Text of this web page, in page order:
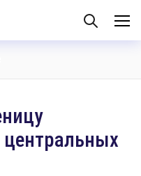
центральных